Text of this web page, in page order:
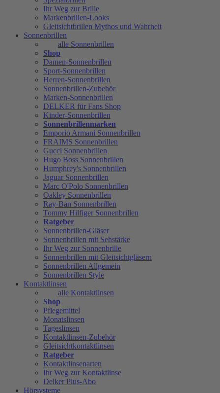
Ihr Weg zur Brille
Markenbrillen-Looks
Gleitsichtbrillen Mythos und Wahrheit
Sonnenbrillen
alle Sonnenbrillen
Shop
Damen-Sonnenbrillen
Sport-Sonnenbrillen
Herren-Sonnenbrillen
Sonnenbrillen-Zubehör
Marken-Sonnenbrillen
DELKER für Fans Shop
Kinder-Sonnenbrillen
Sonnenbrillenmarken
Emporio Armani Sonnenbrillen
FRAIMS Sonnenbrillen
Gucci Sonnenbrillen
Hugo Boss Sonnenbrillen
Humphrey's Sonnenbrillen
Jaguar Sonnenbrillen
Marc O'Polo Sonnenbrillen
Oakley Sonnenbrillen
Ray-Ban Sonnenbrillen
Tommy Hilfiger Sonnenbrillen
Ratgeber
Sonnenbrillen-Gläser
Sonnenbrillen mit Sehstärke
Ihr Weg zur Sonnenbrille
Sonnenbrillen mit Gleitsichtgläsern
Sonnenbrillen Allgemein
Sonnenbrillen Style
Kontaktlinsen
alle Kontaktlinsen
Shop
Pflegemittel
Monatslinsen
Tageslinsen
Kontaktlinsen-Zubehör
Gleitsichtkontaktlinsen
Ratgeber
Kontaktlinsenarten
Ihr Weg zur Kontaktlinse
Delker Plus-Abo
Hörsysteme